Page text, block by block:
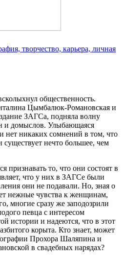
творчество, карьера, личная
общественность.
Цымбалюк-Романовская и
ЗАГСа, подняла волну
и домыслов. Улыбающаяся
нет никаких сомнений в том, что
нечто большее, чем
признавать то, что они состоят в
что у них в ЗАГСе были
они не подавали. Но, зная о
нежные чувства к женщинам,
многие сразу же заподозрили
певца с интересом
истории и надеются, что в этот
корыта. Кто знает, может
Прохора Шаляпина и
в свадебных нарядах?